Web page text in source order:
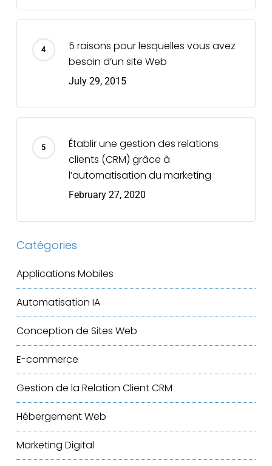
5 raisons pour lesquelles vous avez
besoin d’un site Web
July 29, 2015
Établir une gestion des relations
clients (CRM) grâce à
l’automatisation du marketing
February 27, 2020
Catégories
Applications Mobiles
Automatisation IA
Conception de Sites Web
E-commerce
Gestion de la Relation ClientCRM
Hébergement Web
Marketing Digital